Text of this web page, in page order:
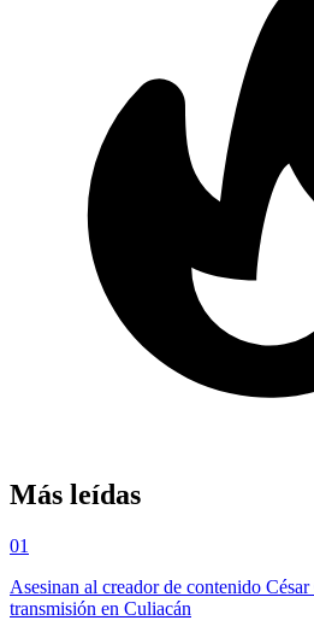
Más leídas
01
Asesinan al creador de contenido
transmisión en Culiacán